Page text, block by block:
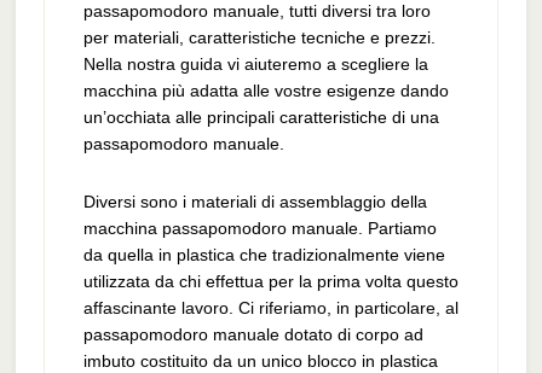
passapomodoro manuale, tutti diversi tra loro
per materiali, caratteristiche tecniche e prezzi.
Nella nostra guida vi aiuteremo a scegliere la
macchina più adatta alle vostre esigenze dando
un’occhiata alle principali caratteristiche di una
passapomodoro manuale.
Diversi sono i materiali di assemblaggio della
macchina passapomodoro manuale. Partiamo
da quella in plastica che tradizionalmente viene
utilizzata da chi effettua per la prima volta questo
affascinante lavoro. Ci riferiamo, in particolare, al
passapomodoro manuale dotato di corpo ad
imbuto costituito da un unico blocco in plastica